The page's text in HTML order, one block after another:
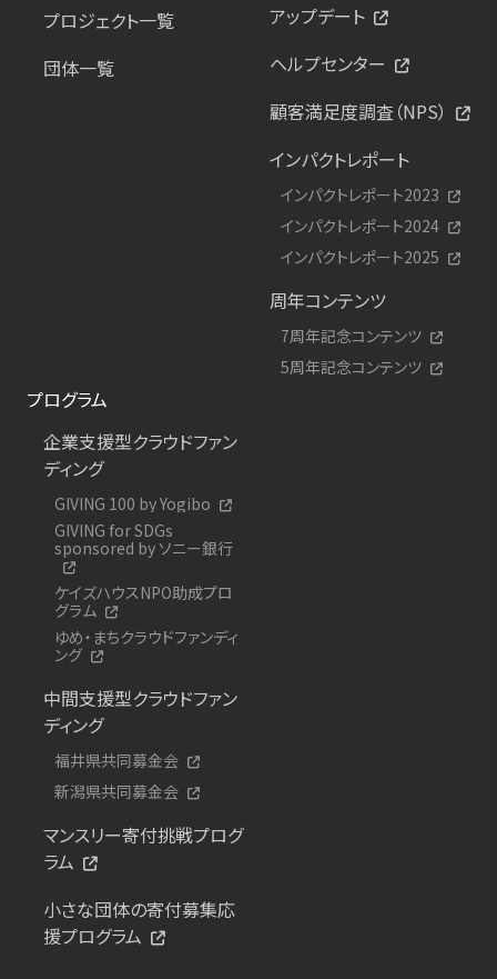
プロジェクト一覧
団体一覧
アップデート
ヘルプセンター
顧客満足度調査（NPS）
インパクトレポート
インパクトレポート2023
インパクトレポート2024
インパクトレポート2025
周年コンテンツ
7周年記念コンテンツ
5周年記念コンテンツ
プログラム
企業支援型クラウドファン
ディング
GIVING 100 by Yogibo
GIVING for SDGs
sponsored by ソニー銀行
ケイズハウスNPO助成プロ
グラム
ゆめ・まちクラウドファンディ
ング
中間支援型クラウドファン
ディング
福井県共同募金会
新潟県共同募金会
マンスリー寄付挑戦プログ
ラム
小さな団体の寄付募集応
援プログラム